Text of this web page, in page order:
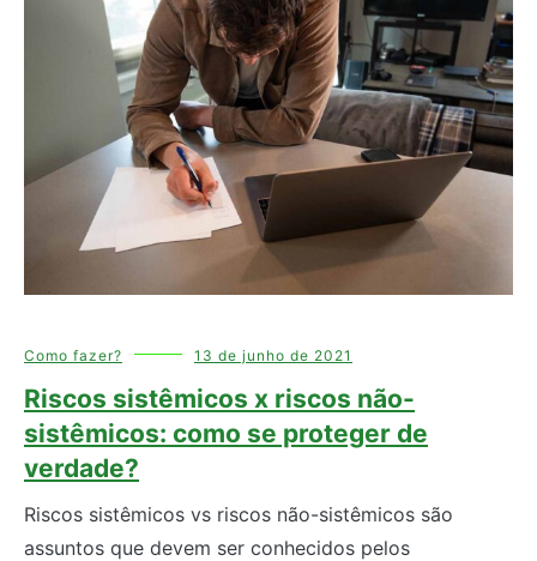
Como fazer? 13 de junho de 2021
Riscos sistêmicos x riscos não-
sistêmicos: como se proteger de
verdade?
Riscos sistêmicos vs riscos não-sistêmicos são
assuntos que devem ser conhecidos pelos